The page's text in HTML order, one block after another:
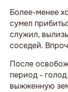
Более-менее
сумел
служил,
соседей.
После
период -
выжженную